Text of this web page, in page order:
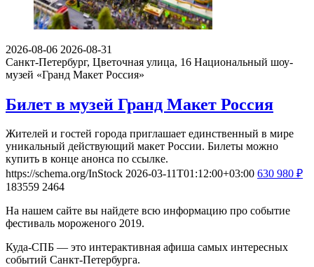
2026-08-06 2026-08-31
Санкт-Петербург, Цветочная улица, 16 Национальный шоу-
музей «Гранд Макет Россия»
Билет в музей Гранд Макет Россия
Жителей и гостей города приглашает единственный в мире
уникальный действующий макет России. Билеты можно
купить в конце анонса по ссылке.
https://schema.org/InStock 2026-03-11T01:12:00+03:00 630 980 ₽
183559 2464
На нашем сайте вы найдете всю информацию про событие
фестиваль мороженого 2019.
Куда-СПБ — это интерактивная афиша самых интересных
событий Санкт-Петербурга.